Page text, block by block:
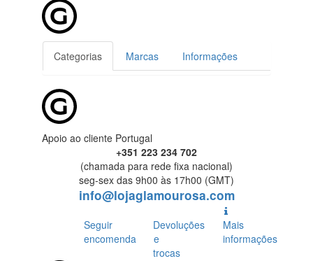
Categorias Marcas Informações
Apoio ao cliente Portugal
+351 223 234 702
(chamada para rede fixa nacional)
seg-sex das 9h00 às 17h00 (GMT)
info@lojaglamourosa.com
Seguir
encomenda
Devoluções
e
trocas
Mais
informações